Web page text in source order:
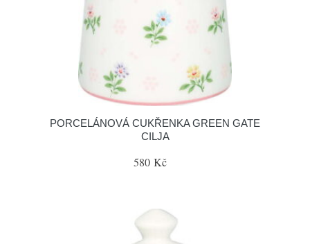
PORCELÁNOVÁ CUKŘENKA GREEN GATE
CILJA
580 Kč